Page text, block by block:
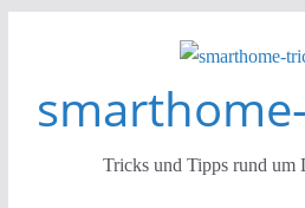
Tricks und Tipps rund um